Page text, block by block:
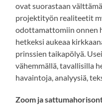
ovat suorastaan
projektityön realiteetit
odottamattomiin onnen
hetkeksi aukeaa
prinssien taikapölyä.
vähemmällä, tavallisilla
havaintoja, analyysiä,
Zoom ja